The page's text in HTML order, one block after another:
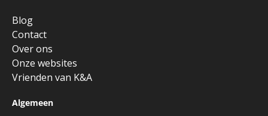
Blog
Contact
Over ons
Onze websites
Vrienden van K&A
Algemeen